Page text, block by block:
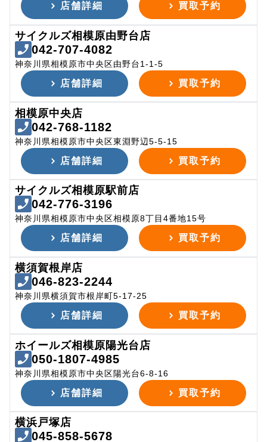
店舗詳細 買取予約
サイクルズ相模原由野台店
042-707-4082
神奈川県相模原市中央区由野台1-1-5
店舗詳細 買取予約
相模原中央店
042-768-1182
神奈川県相模原市中央区東淵野辺5-5-15
店舗詳細 買取予約
サイクルズ相模原駅前店
042-776-3196
神奈川県相模原市中央区相模原8丁目4番地15号
店舗詳細 買取予約
横須賀根岸店
046-823-2244
神奈川県横須賀市根岸町5-17-25
店舗詳細 買取予約
ホイールズ相模原陽光台店
050-1807-4985
神奈川県相模原市中央区陽光台6-8-16
店舗詳細 買取予約
横浜戸塚店
045-858-5678